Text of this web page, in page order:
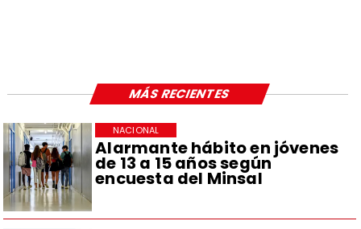
Alarmante hábito en jóvenes
de 13 a 15 años según
encuesta del Minsal
NACIONAL
MÁS RECIENTES